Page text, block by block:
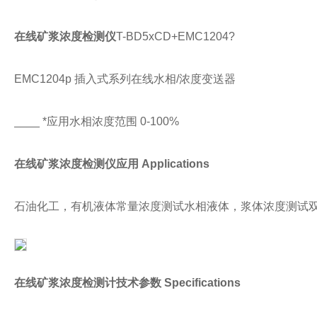
在线矿浆浓度检测仪T-BD5xCD+EMC1204?
EMC1204p 插入式系列在线水相/浓度变送器
____ *应用水相浓度范围 0-100%
在线矿浆浓度检测仪应用 Applications
石油化工，有机液体常量浓度测试水相液体，浆体浓度测试
在线矿浆浓度检测计技术参数 Specifications